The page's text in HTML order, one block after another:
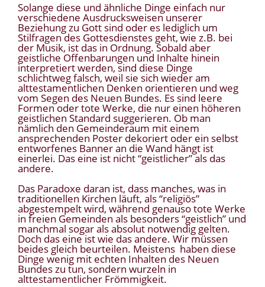
Solange diese und ähnliche Dinge einfach nur
verschiedene Ausdrucksweisen unserer
Beziehung zu Gott sind oder es lediglich um
Stilfragen des Gottesdienstes geht, wie z.B. bei
der Musik, ist das in Ordnung. Sobald aber
geistliche Offenbarungen und Inhalte hinein
interpretiert werden, sind diese Dinge
schlichtweg falsch, weil sie sich wieder am
alttestamentlichen Denken orientieren und weg
vom Segen des Neuen Bundes. Es sind leere
Formen oder tote Werke, die nur einen höheren
geistlichen Standard suggerieren. Ob man
nämlich den Gemeinderaum mit einem
ansprechenden Poster dekoriert oder ein selbst
entworfenes Banner an die Wand hängt ist
einerlei. Das eine ist nicht “geistlicher” als das
andere.
Das Paradoxe daran ist, dass manches, was in
traditionellen Kirchen läuft, als “religiös”
abgestempelt wird, während genauso tote Werke
in freien Gemeinden als besonders “geistlich” und
manchmal sogar als absolut notwendig gelten.
Doch das eine ist wie das andere. Wir müssen
beides gleich beurteilen. Meistens haben diese
Dinge wenig mit echten Inhalten des Neuen
Bundes zu tun, sondern wurzeln in
alttestamentlicher Frömmigkeit.